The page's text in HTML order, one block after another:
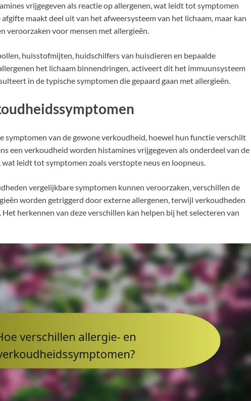
vrijgegeven als reactie op allergenen, wat leidt tot symptomen
maakt deel uit van het afweersysteem van het lichaam, maar kan
veroorzaken voor mensen met allergieën.
huisstofmijten, huidschilfers van huisdieren en bepaalde
het lichaam binnendringen, activeert dit het immuunsysteem
in de typische symptomen die gepaard gaan met allergieën.
symptomen van de gewone verkoudheid, hoewel hun functie verschilt
een verkoudheid worden histamines vrijgegeven als onderdeel van de
leidt tot symptomen zoals verstopte neus en loopneus.
vergelijkbare symptomen kunnen veroorzaken, verschillen de
worden getriggerd door externe allergenen, terwijl verkoudheden
herkennen van deze verschillen kan helpen bij het selecteren van